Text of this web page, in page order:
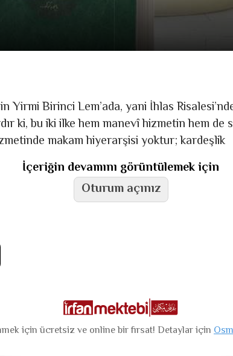
Yirmi Birinci Lem’ada, yani İhlas
ki, bu iki ilke hem manevî hizmetin hem de
makam hiyerarşisi yoktur; kardeşlik
İçeriğin devamını görüntülemek için
Oturum açınız
için ücretsiz ve online bir fırsat! Detaylar için